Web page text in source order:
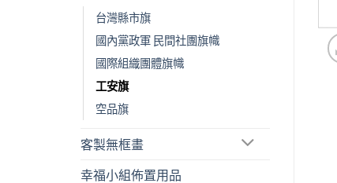
台灣縣市旗
國內黨政軍 民間社團旗幟
國際組織團體旗幟
工安旗
空品旗
客製無框畫
幸福小組佈置用品